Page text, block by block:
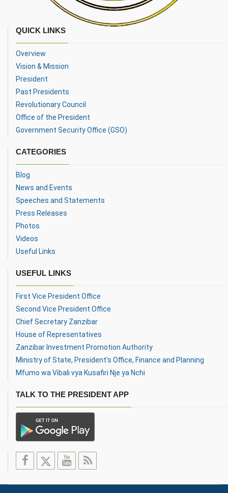
QUICK LINKS
Overview
Vision & Mission
President
Past Presidents
Revolutionary Council
Office of the President
Government Security Office (GSO)
CATEGORIES
Blog
News and Events
Speeches and Statements
Press Releases
Photos
Videos
Useful Links
USEFUL LINKS
First Vice President Office
Second Vice President Office
Chief Secretary Zanzibar
House of Representatives
Zanzibar Investment Promotion Authority
Ministry of State, President's Office, Finance and Planning
Mfumo wa Vibali vya Kusafiri Nje ya Nchi
TALK TO THE PRESIDENT APP